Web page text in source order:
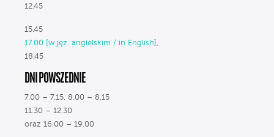
12.45
15.45
17.00 [w jęz. angielskim / in English] ,
18.45
DNI POWSZEDNIE
7.00 – 7.15, 8.00 – 8.15
11.30 – 12.30
oraz 16.00 – 19.00